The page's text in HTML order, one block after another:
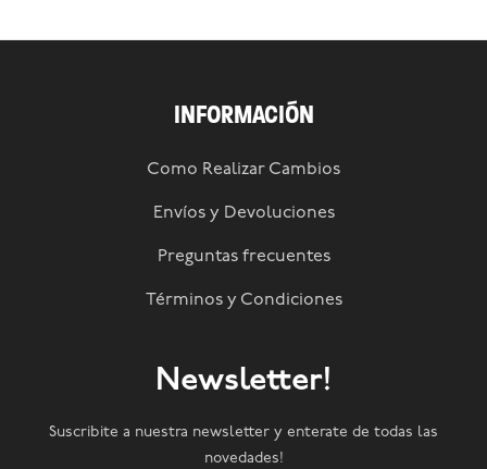
INFORMACIÓN
Como Realizar Cambios
Envíos y Devoluciones
Preguntas frecuentes
Términos y Condiciones
Newsletter!
Suscribite a nuestra newsletter y enterate de todas las
novedades!